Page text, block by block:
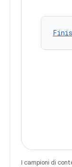
I campioni di